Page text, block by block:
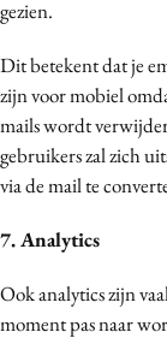
gezien.
Dit betekent dat je
zijn voor mobiel
mails wordt
gebruikers zal zich
via de mail te
7. Analytics
Ook analytics zijn
moment pas naar